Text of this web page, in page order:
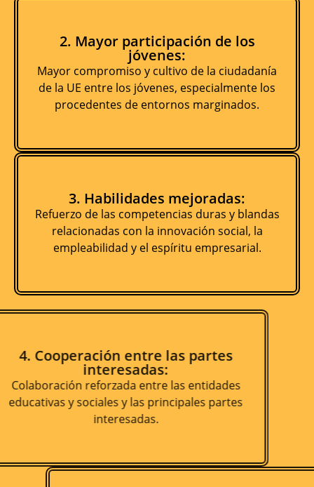
2. Mayor participación de los
jóvenes:
Mayor compromiso y cultivo de la ciudadanía
de la UE entre los jóvenes, especialmente los
procedentes de entornos marginados.
3. Habilidades mejoradas:
Refuerzo de las competencias duras y blandas
relacionadas con la innovación social, la
empleabilidad y el espíritu empresarial.
4. Cooperación entre las partes
interesadas:
Colaboración reforzada entre las entidades
educativas y sociales y las principales partes
interesadas.